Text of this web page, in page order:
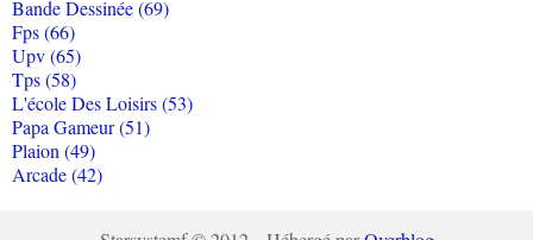
Bande Dessinée (69)
Fps (66)
Upv (65)
Tps (58)
L'école Des Loisirs (53)
Papa Gameur (51)
Plaion (49)
Arcade (42)